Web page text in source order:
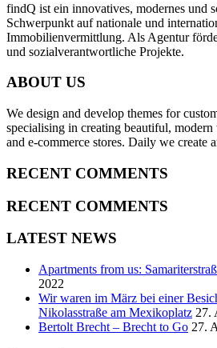
findQ ist ein innovatives, modernes und
Schwerpunkt auf nationale und
Immobilienvermittlung. Als Agentur
und sozialverantwortliche Projekte.
ABOUT US
We design and develop themes for
specialising in creating beautiful,
and e-commerce stores. Daily we create
RECENT COMMENTS
RECENT COMMENTS
LATEST NEWS
Apartments from us:
2022
Wir waren im März bei einer
Nikolasstraße am Mexikoplatz 27.
Bertolt Brecht – Brecht to Go 27.